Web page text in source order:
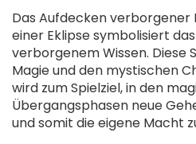
Das Aufdecken verborgener
einer Eklipse symbolisiert
verborgenem Wissen. Diese
Magie und den mystischen
wird zum Spielziel, in den
Übergangsphasen neue
und somit die eigene Macht